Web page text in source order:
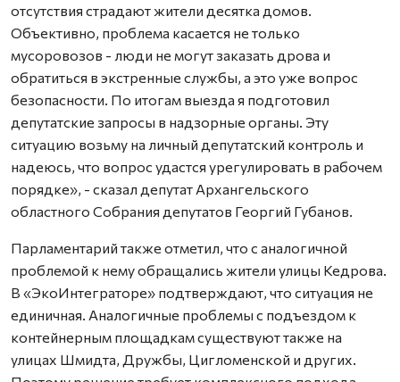
отсутствия страдают жители десятка домов.
Объективно, проблема касается не только
мусоровозов - люди не могут заказать дрова и
обратиться в экстренные службы, а это уже вопрос
безопасности. По итогам выезда я подготовил
депутатские запросы в надзорные органы. Эту
ситуацию возьму на личный депутатский контроль и
надеюсь, что вопрос удастся урегулировать в рабочем
порядке», - сказал депутат Архангельского
областного Собрания депутатов Георгий Губанов.
Парламентарий также отметил, что с аналогичной
проблемой к нему обращались жители улицы Кедрова.
В «ЭкоИнтеграторе» подтверждают, что ситуация не
единичная. Аналогичные проблемы с подъездом к
контейнерным площадкам существуют также на
улицах Шмидта, Дружбы, Цигломенской и других.